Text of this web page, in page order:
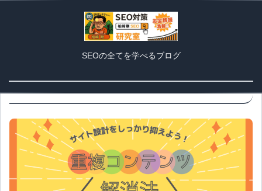
SEOの全てを学べるブログ
【SEO視点】カニバリゼーシ
ョンとは？原因・回避策・効
果的な活用法を徹底解説